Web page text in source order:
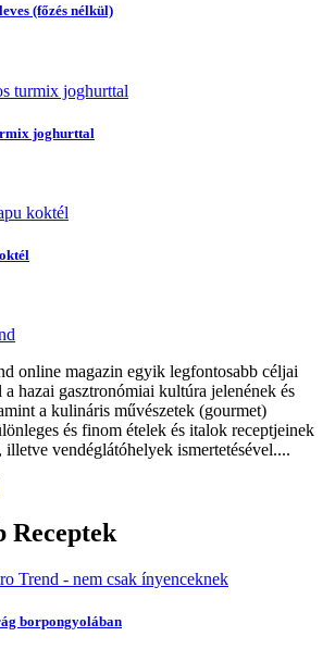
(főzés nélkül)
joghurttal
online magazin egyik legfontosabb céljai
a hazai gasztronómiai kultúra jelenének és
a kulináris művészetek (gourmet)
és finom ételek és italok receptjeinek
vendéglátóhelyek ismertetésével....
Receptek
borpongyolában